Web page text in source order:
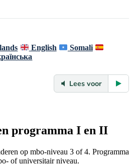
English
Somali
Lees voor
programma I en II
op mbo-niveau 3 of 4. Programma
of universitair niveau.